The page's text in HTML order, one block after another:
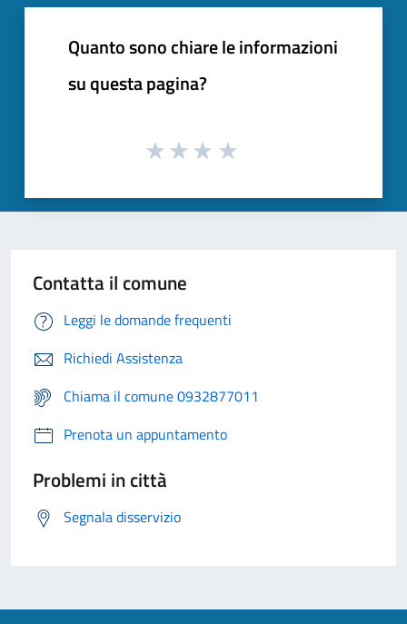
Quanto sono chiare le informazioni
su questa pagina?
Contatta il comune
Leggi le domande frequenti
Richiedi Assistenza
Chiama il comune 0932877011
Prenota un appuntamento
Problemi in città
Segnala disservizio